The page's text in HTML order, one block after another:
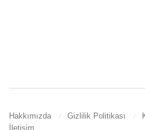
Hakkımızda Gizlilik Politikası
İletişim